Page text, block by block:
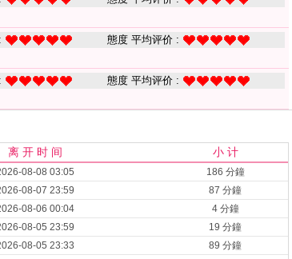
態度 平均评价 :
態度 平均评价 :
离 开 时 间 小 计
08-08 03:05
186 分鐘
08-07 23:59
87 分鐘
08-06 00:04
4 分鐘
08-05 23:59
19 分鐘
08-05 23:33
89 分鐘